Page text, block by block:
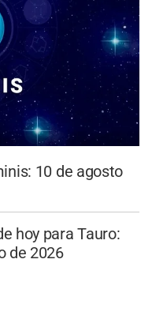
10 de agosto
hoy para Tauro:
de 2026